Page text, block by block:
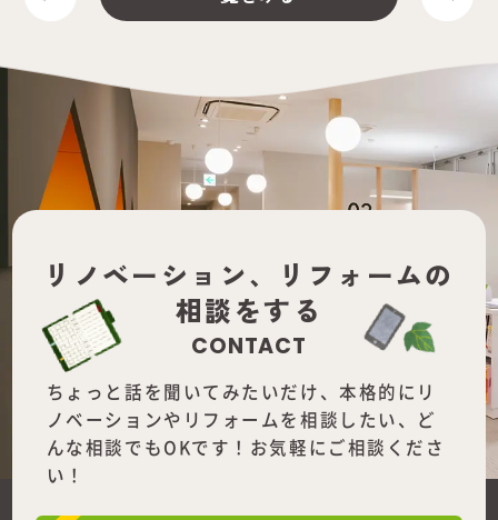
リノベーション、
リフォームの
相談をする
CONTACT
ちょっと話を聞いてみたいだけ、本格的にリ
ノベーションやリフォームを相談したい、ど
んな相談でもOKです！お気軽にご相談くださ
い！